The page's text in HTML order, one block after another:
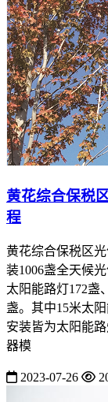
黄花综合保税
程
黄花综合保税区
装1006盏全天候
太阳能路灯172盏
盏。其中15米太
安装皆为太阳能
器模
2023-07-26